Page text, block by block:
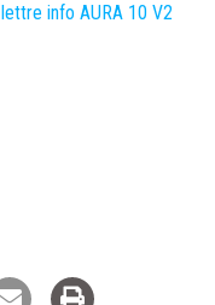
lettre info AURA 10 V2